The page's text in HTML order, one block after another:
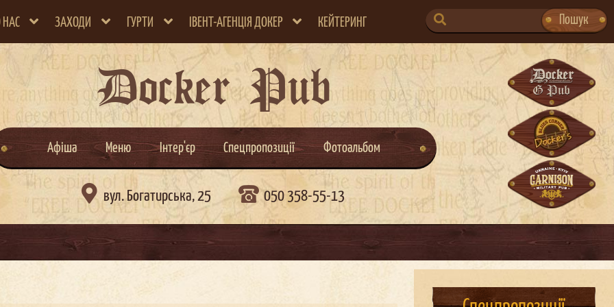
НАС ЗАХОДИ ГУРТИ ІВЕНТ-АГЕНЦІЯ ДОКЕР КЕЙТЕРИНГ
SEARCH
FOR:
Пошук
Docker Pub
Афіша Меню Інтер'єр Спецпропозиції Фотоальбом
 вул. Богатирська, 25 050 358-55-13